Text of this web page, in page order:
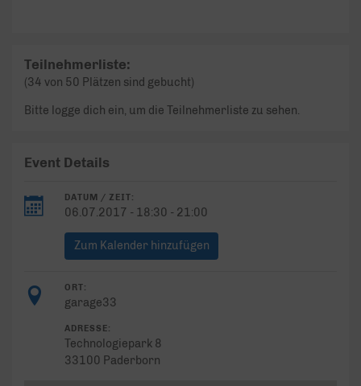
Teilnehmerliste:
(34 von 50 Plätzen sind gebucht)
Bitte logge dich ein, um die Teilnehmerliste zu sehen.
Event Details
DATUM / ZEIT:
06.07.2017 - 18:30 - 21:00
Zum Kalender hinzufügen
ORT:
garage33
ADRESSE:
Technologiepark 8
33100 Paderborn